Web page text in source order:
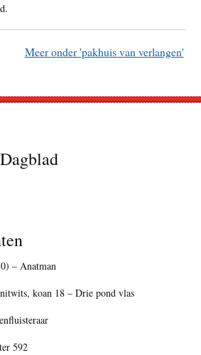
Meer onder 'pakhuis van verlangen'
– Anatman
koan 18 – Drie pond vlas
592